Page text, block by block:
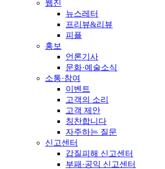
웹진
뉴스레터
프리뷰&리뷰
피플
홍보
언론기사
문화·예술소식
소통·참여
이벤트
고객의 소리
고객 제안
칭찬합니다
자주하는 질문
신고센터
갑질피해 신고센터
부패·공익 신고센터